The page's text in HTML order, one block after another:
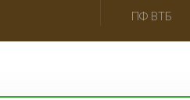
ПФ ВТБ